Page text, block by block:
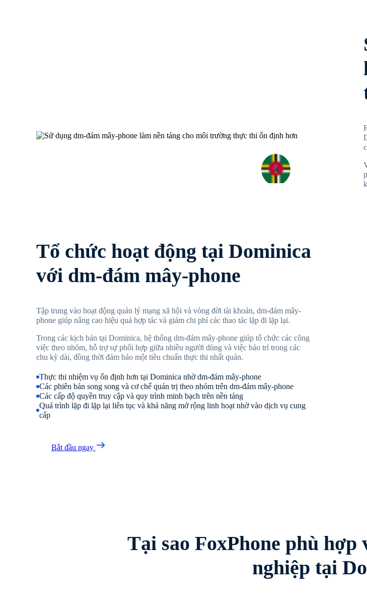
Tổ chức hoạt động tại Dominica
với dm-đám mây-phone
Tập trung vào hoạt động quản lý mạng xã hội và vòng đời tài khoản, dm-đám mây-
phone giúp nâng cao hiệu quả hợp tác và giảm chi phí các thao tác lặp đi lặp lại.
Trong các kịch bản tại Dominica, hệ thống dm-đám mây-phone giúp tổ chức các công
việc theo nhóm, hỗ trợ sự phối hợp giữa nhiều người dùng và việc bảo trì trong các
chu kỳ dài, đồng thời đảm bảo một tiêu chuẩn thực thi nhất quán.
Thực thi nhiệm vụ ổn định hơn tại Dominica nhờ dm-đám mây-phone
Các phiên bản song song và cơ chế quản trị theo nhóm trên dm-đám mây-phone
Các cấp độ quyền truy cập và quy trình minh bạch trên nền tảng
Quá trình lặp đi lặp lại liên tục và khả năng mở rộng linh hoạt nhờ vào dịch vụ cung
cấp
Bắt đầu ngay
Tại sao FoxPhone phù hợp
nghiệp tại